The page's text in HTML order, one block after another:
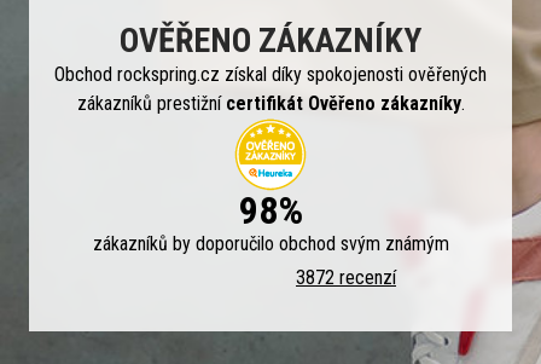
OVĚŘENO ZÁKAZNÍKY
Obchod rockspring.cz získal díky spokojenosti ověřených
zákazníků prestižní certifikát Ověřeno zákazníky.
98%
zákazníků by doporučilo obchod svým známým
3872 recenzí